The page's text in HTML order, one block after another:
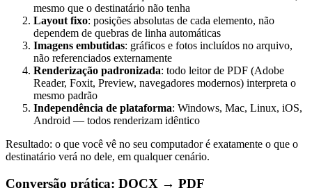
mesmo que o destinatário não tenha
Layout fixo: posições absolutas de cada elemento, não
dependem de quebras de linha automáticas
Imagens embutidas: gráficos e fotos incluídos no arquivo,
não referenciados externamente
Renderização padronizada: todo leitor de PDF (Adobe
Reader, Foxit, Preview, navegadores modernos) interpreta o
mesmo padrão
Independência de plataforma: Windows, Mac, Linux, iOS,
Android — todos renderizam idêntico
Resultado: o que você vê no seu computador é exatamente o que o
destinatário verá no dele, em qualquer cenário.
Conversão prática: DOCX → PDF